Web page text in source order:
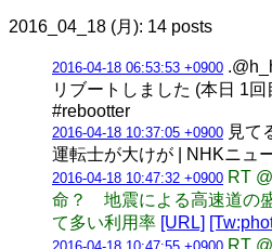
2016_04_18 (月): 14 posts
2016-04-18 06:53:53 +0900
リブートしました (本日 1
#rebootter
2016-04-18 10:37:05 +0900 見て
運転士が大けが | NHKニュ
2016-04-18 10:47:32 +0900 RT
命？ 地震による高速道の
て多い利用率 [URL]
RT